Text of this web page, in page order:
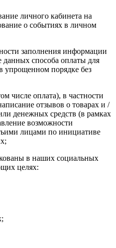
личного кабинета на
о событиях в личном
заполнения информации
данных способа оплаты для
упрощенном порядке без
числе оплата), в частности
отзывов о товарах и /
денежных средств (в рамках
возможности
лицами по инициативе
в наших социальных
целях: